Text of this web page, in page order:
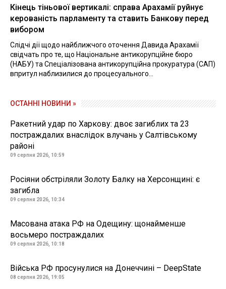
Кінець тіньової вертикалі: справа Арахамії руйнує
керованість парламенту та ставить Банкову перед
вибором
Слідчі дії щодо найближчого оточення Давида Арахамії
свідчать про те, що Національне антикорупційне бюро
(НАБУ) та Спеціалізована антикорупційна прокуратура (САП)
впритул наблизилися до процесуального...
ОСТАННІ НОВИНИ »
Ракетний удар по Харкову: двоє загиблих та 23
постраждалих внаслідок влучань у Салтівському
районі
09 серпня 2026, 10:59
Росіяни обстріляли Золоту Балку на Херсонщині: є
загибла
09 серпня 2026, 10:34
Масована атака РФ на Одещину: щонайменше
восьмеро постраждалих
09 серпня 2026, 10:18
Війська РФ просунулися на Донеччині – DeepState
08 серпня 2026, 19:05